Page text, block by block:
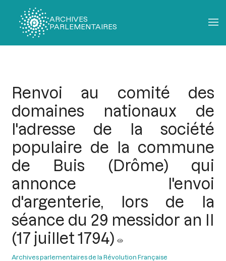
ARCHIVES
PARLEMENTAIRES
Renvoi au comité des
domaines nationaux de
l'adresse de la société
populaire de la commune
de Buis (Drôme) qui
annonce l'envoi
d'argenterie, lors de la
séance du 29 messidor an II
(17 juillet 1794)
Archives parlementaires de la Révolution Française